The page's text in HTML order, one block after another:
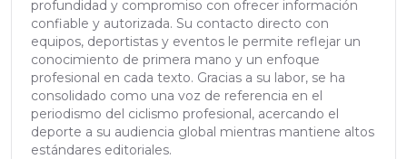
profundidad y compromiso con ofrecer información
confiable y autorizada. Su contacto directo con
equipos, deportistas y eventos le permite reflejar un
conocimiento de primera mano y un enfoque
profesional en cada texto. Gracias a su labor, se ha
consolidado como una voz de referencia en el
periodismo del ciclismo profesional, acercando el
deporte a su audiencia global mientras mantiene altos
estándares editoriales.